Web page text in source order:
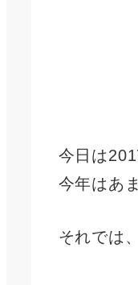
今日は
今年はあ
それでは